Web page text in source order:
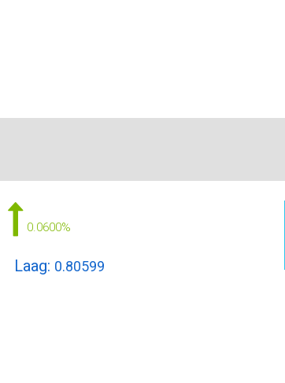
0.0600%
Laag: 0.80599